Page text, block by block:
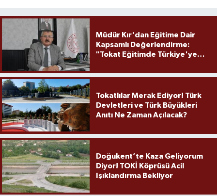
Müdür Kır'dan Eğitime Dair
Kapsamlı Değerlendirme:
"Tokat Eğitimde Türkiye'ye
Tokatlılar Merak Ediyor! Türk
Devletleri ve Türk Büyükleri
Anıtı Ne Zaman Açılacak?
Doğukent’te Kaza Geliyorum
Diyor! TOKİ Köprüsü Acil
Işıklandırma Bekliyor